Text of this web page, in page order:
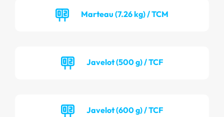
Marteau (7.26 kg) / TCM
Javelot (500 g) / TCF
Javelot (600 g) / TCF